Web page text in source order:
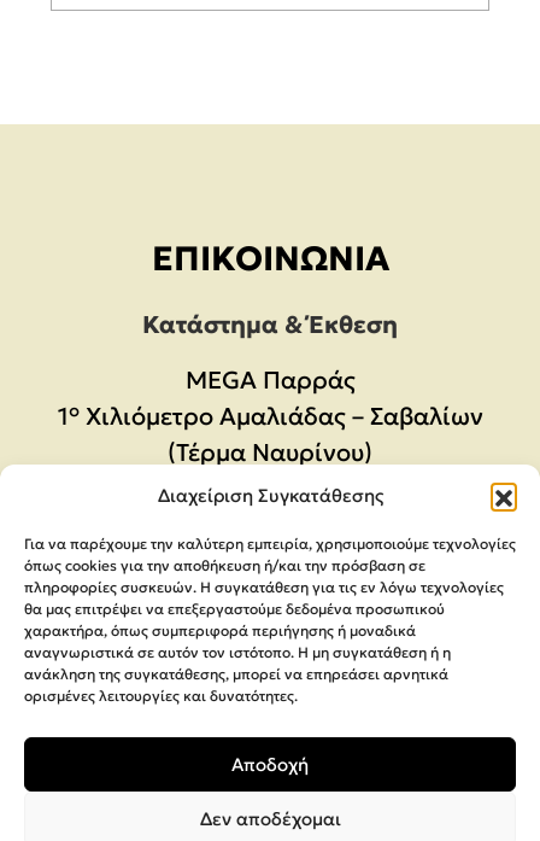
Διαχείριση Συγκατάθεσης
Για να παρέχουμε την καλύτερη εμπειρία, χρησιμοποιούμε τεχνολογίες
όπως cookies για την αποθήκευση ή/και την πρόσβαση σε
πληροφορίες συσκευών. Η συγκατάθεση για τις εν λόγω τεχνολογίες
θα μας επιτρέψει να επεξεργαστούμε δεδομένα προσωπικού
χαρακτήρα, όπως συμπεριφορά περιήγησης ή μοναδικά
αναγνωριστικά σε αυτόν τον ιστότοπο. Η μη συγκατάθεση ή η
ανάκληση της συγκατάθεσης, μπορεί να επηρεάσει αρνητικά
ορισμένες λειτουργίες και δυνατότητες.
Αποδοχή
Δεν αποδέχομαι
ΕΠΙΚΟΙΝΩΝΊΑ
Κατάστημα & Έκθεση
MEGA Παρράς
1° Χιλιόμετρο Αμαλιάδας – Σαβαλίων
(Τέρμα Ναυρίνου)
Κατάστημα Αμαλιάδας
Καλαβρύτων 24, τηλ. 26220-28385
Τηλ.26220-20060
Email:orders@megaparras.gr
ΠΛΗΡΟΦΟΡΊΕΣ
Πολιτική Απορρήτου
Όροι Χρήσης